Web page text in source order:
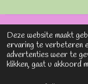
Deze website maakt
ervaring te verbeteren
advertenties weer te
klikken, gaat u akkoord
© 2020 - 2026
Powered byJouwWeb